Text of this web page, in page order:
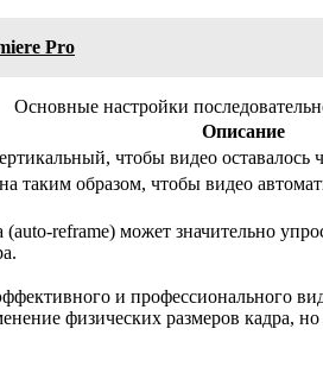
Pro
Основные настройки
Описание
чтобы видео
таким образом, чтобы видео
reframe) может значительно
и профессионального
физических размеров